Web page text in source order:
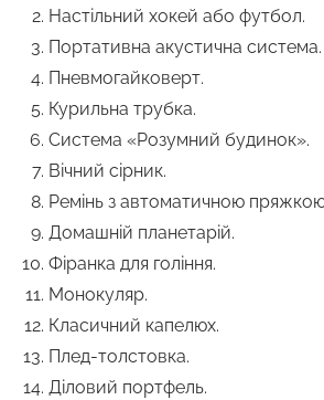
Настільний хокей або футбол.
Портативна акустична система.
Пневмогайковерт.
Курильна трубка.
Система «Розумний будинок».
Вічний сірник.
Ремінь з автоматичною
Домашній планетарій.
Фіранка для гоління.
Монокуляр.
Класичний капелюх.
Плед-толстовка.
Діловий портфель.